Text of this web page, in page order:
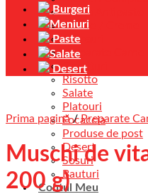
Salate Antipasto
Ciorbe / Creme
Antreuri
Preparate Carne
Garnituri
Risotto
Salate
Platouri
Focaccia
Produse de post
Desert
Sosuri
Bauturi
Contul Meu
Burgeri
Meniuri
Paste
Salate
Desert
Prima pagină / Preparate
Muschi de
200 g)